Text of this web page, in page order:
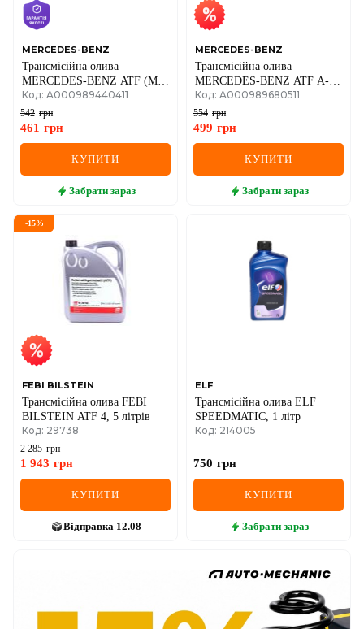
MERCEDES-BENZ
Трансмісійна олива
MERCEDES-BENZ ATF (МВ
236.15), 1 літр
Код: A000989440411
542 грн
461 грн
КУПИТИ
Забрати зараз
MERCEDES-BENZ
Трансмісійна олива
MERCEDES-BENZ ATF A-
Klasse (MB 236.14), 1 літр
Код: A000989680511
554 грн
499 грн
КУПИТИ
Забрати зараз
-15%
FEBI BILSTEIN
Трансмісійна олива FEBI
BILSTEIN ATF 4, 5 літрів
Код: 29738
2 285 грн
1 943 грн
КУПИТИ
Відправка 12.08
ELF
Трансмісійна олива ELF
SPEEDMATIC, 1 літр
Код: 214005
750 грн
КУПИТИ
Забрати зараз